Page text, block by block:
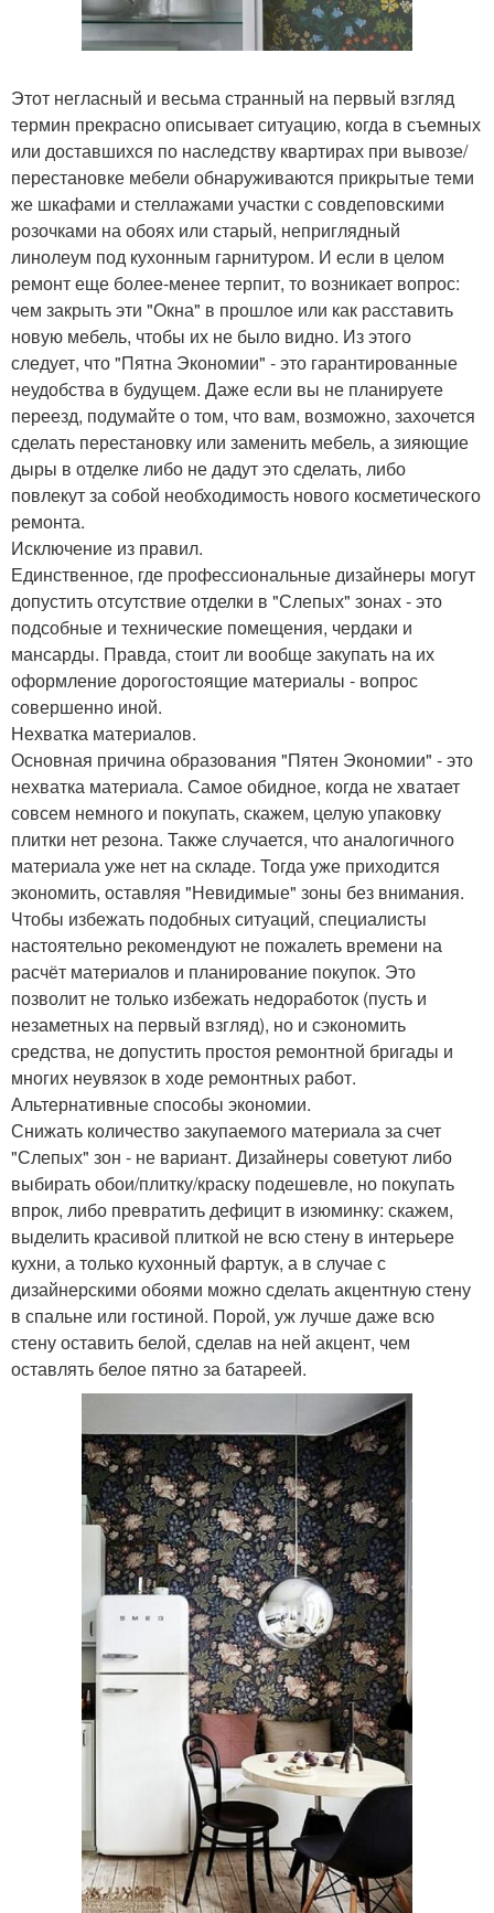
Этот негласный и весьма странный на первый взгляд
термин прекрасно описывает ситуацию, когда в съемных
или доставшихся по наследству квартирах при вывозе/
перестановке мебели обнаруживаются прикрытые теми
же шкафами и стеллажами участки с совдеповскими
розочками на обоях или старый, неприглядный
линолеум под кухонным гарнитуром. И если в целом
ремонт еще более-менее терпит, то возникает вопрос:
чем закрыть эти "Окна" в прошлое или как расставить
новую мебель, чтобы их не было видно. Из этого
следует, что "Пятна Экономии" - это гарантированные
неудобства в будущем. Даже если вы не планируете
переезд, подумайте о том, что вам, возможно, захочется
сделать перестановку или заменить мебель, а зияющие
дыры в отделке либо не дадут это сделать, либо
повлекут за собой необходимость нового косметического
ремонта.
Исключение из правил.
Единственное, где профессиональные дизайнеры могут
допустить отсутствие отделки в "Слепых" зонах - это
подсобные и технические помещения, чердаки и
мансарды. Правда, стоит ли вообще закупать на их
оформление дорогостоящие материалы - вопрос
совершенно иной.
Нехватка материалов.
Основная причина образования "Пятен Экономии" - это
нехватка материала. Самое обидное, когда не хватает
совсем немного и покупать, скажем, целую упаковку
плитки нет резона. Также случается, что аналогичного
материала уже нет на складе. Тогда уже приходится
экономить, оставляя "Невидимые" зоны без внимания.
Чтобы избежать подобных ситуаций, специалисты
настоятельно рекомендуют не пожалеть времени на
расчёт материалов и планирование покупок. Это
позволит не только избежать недоработок (пусть и
незаметных на первый взгляд), но и сэкономить
средства, не допустить простоя ремонтной бригады и
многих неувязок в ходе ремонтных работ.
Альтернативные способы экономии.
Снижать количество закупаемого материала за счет
"Слепых" зон - не вариант. Дизайнеры советуют либо
выбирать обои/плитку/краску подешевле, но покупать
впрок, либо превратить дефицит в изюминку: скажем,
выделить красивой плиткой не всю стену в интерьере
кухни, а только кухонный фартук, а в случае с
дизайнерскими обоями можно сделать акцентную стену
в спальне или гостиной. Порой, уж лучше даже всю
стену оставить белой, сделав на ней акцент, чем
оставлять белое пятно за батареей.